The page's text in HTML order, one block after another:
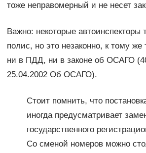
тоже неправомерный и не несет
Важно: некоторые автоинспекторы
полис, но это незаконно, к тому же
ни в ПДД, ни в законе об ОСАГО
25.04.2002 Об ОСАГО).
Стоит помнить, что
иногда предусматривает
государственного
Со сменой номеров можно